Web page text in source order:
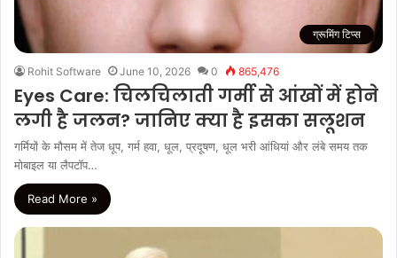
ग्रूमिंग टिप्स
Rohit Software June 10, 2026 0 865,476
Eyes Care: चिलचिलाती गर्मी से आंखों में होने
लगी है जलन? जानिए क्या है इसका सलूशन
गर्मियों के मौसम में तेज धूप, गर्म हवा, धूल, प्रदूषण, धूल भरी आंधियां और लंबे समय तक
मोबाइल या लैपटॉप…
Read More »